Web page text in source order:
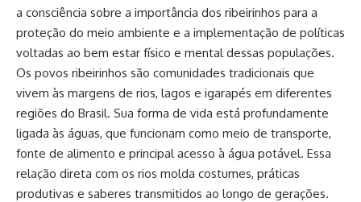
a consciência sobre a importância dos ribeirinhos para a
proteção do meio ambiente e a implementação de políticas
voltadas ao bem estar físico e mental dessas populações.
Os povos ribeirinhos são comunidades tradicionais que
vivem às margens de rios, lagos e igarapés em diferentes
regiões do Brasil. Sua forma de vida está profundamente
ligada às águas, que funcionam como meio de transporte,
fonte de alimento e principal acesso à água potável. Essa
relação direta com os rios molda costumes, práticas
produtivas e saberes transmitidos ao longo de gerações.